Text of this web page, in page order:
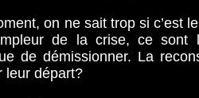
on ne sait trop si c’est
de la crise, ce sont
de démissionner. La
leur départ?